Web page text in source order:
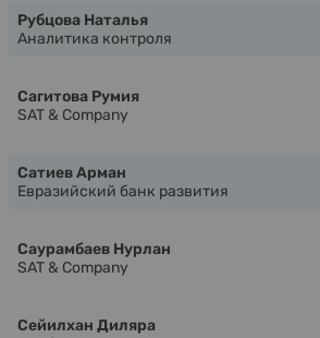
Рубцова Наталья
Аналитика контроля
Сагитова Румия
SAT & Company
Сатиев Арман
Евразийский банк развития
Саурамбаев Нурлан
SAT & Company
Сейилхан Диляра